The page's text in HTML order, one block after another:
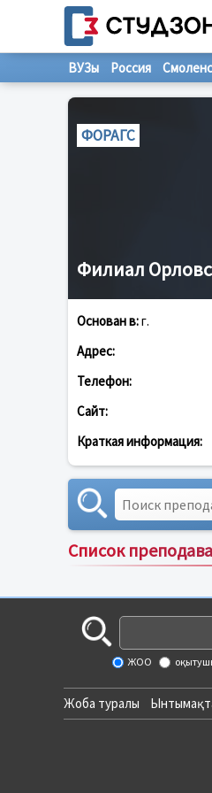
ВУЗы Россия
ФОРАГС
Филиал
Основан в:г.
Адрес:
Телефон:
Сайт:
Краткая информация:
Список
ЖОО
Жоба туралы